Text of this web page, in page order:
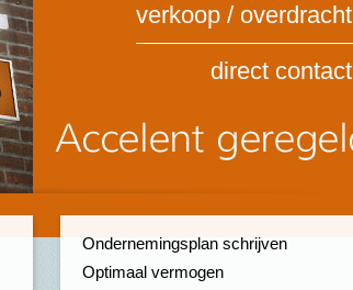
verkoop / overdracht
direct contact
Ondernemingsplan schrijven
Optimaal vermogen